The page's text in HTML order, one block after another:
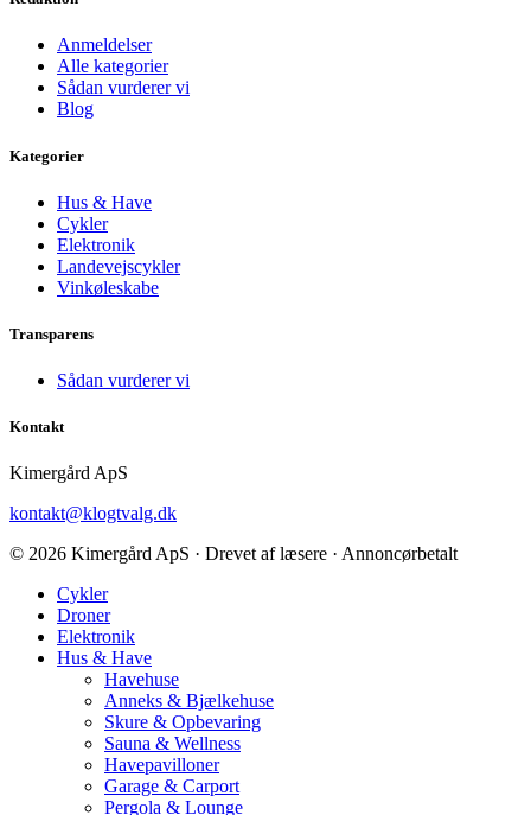
Anmeldelser
Alle kategorier
Sådan vurderer vi
Blog
Kategorier
Hus & Have
Cykler
Elektronik
Landevejscykler
Vinkøleskabe
Transparens
Sådan vurderer vi
Kontakt
Kimergård ApS
kontakt@klogtvalg.dk
© 2026 Kimergård ApS · Drevet af læsere · Annoncørbetalt
Cykler
Droner
Elektronik
Hus & Have
Havehuse
Anneks & Bjælkehuse
Skure & Opbevaring
Sauna & Wellness
Havepavilloner
Garage & Carport
Pergola & Lounge